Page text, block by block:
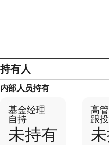
持有人
内部人员持有
基金经理
自持
未持有
高
跟投